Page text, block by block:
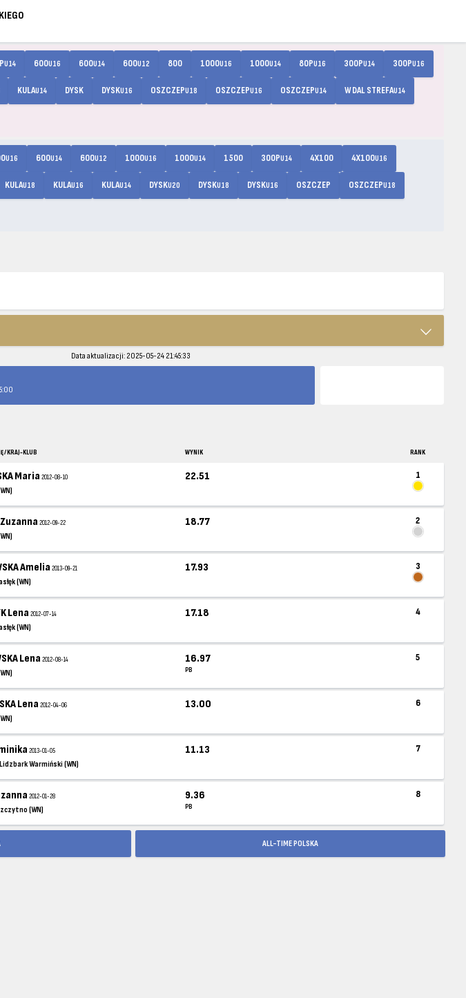
U14 600U16 600U14 600U12 800 1000U16 1000U14 80PU16 300PU14 300PU16
KULAU14 DYSK DYSKU16 OSZCZEPU18 OSZCZEPU16 OSZCZEPU14 W DAL STREFAU14
U16 600U14 600U12 1000U16 1000U14 1500 300PU14 4X100 4X100U16
KULAU18 KULAU16 KULAU14 DYSKU20 DYSKU18 DYSKU16 OSZCZEP OSZCZEPU18
Data aktualizacji: 2025-05-24 21:45:33
/ KRAJ-KLUB WYNIK RANK
Maria2012-08-10 22.51 1
Zuzanna2012-09-22 18.77 2
Amelia2013-09-21
(WN)
17.93 3
Lena2012-07-14
(WN)
17.18 4
Lena2012-08-14 16.97
PB
5
Lena2012-04-06 13.00 6
2013-01-05
Warmiński (WN)
11.13 7
2012-01-28
(WN)
9.36
PB
8
ALL-TIME POLSKA